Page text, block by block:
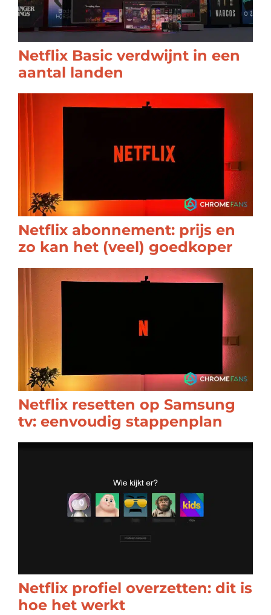
Netflix Basic verdwijnt in een
aantal landen
Netflix abonnement: prijs en
zo kan het (veel) goedkoper
Netflix resetten op Samsung
tv: eenvoudig stappenplan
Netflix profiel overzetten: dit is
hoe het werkt